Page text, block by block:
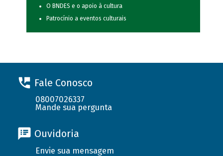
O BNDES e o apoio à cultura
Patrocínio a eventos culturais
Fale Conosco
08007026337
Mande sua pergunta
Ouvidoria
Envie sua mensagem